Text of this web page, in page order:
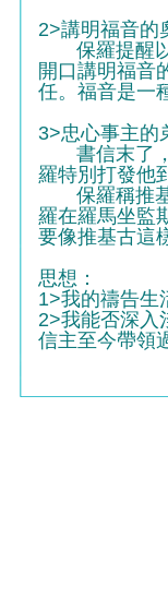
2>講明福音的
保羅提醒以
開口講明福音
任。福音是一
3>忠心事主的
書信末了，
羅特別打發他
保羅稱推基
羅在羅馬坐監
要像推基古這
思想：
1>我的禱告生
2>我能否深入
信主至今帶領